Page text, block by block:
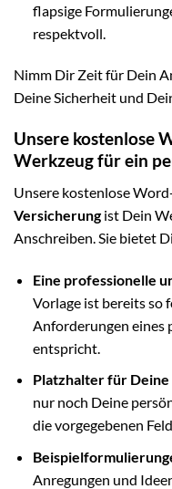
flapsige
respektvoll.
Nimm Dir Zeit für Dein
Deine Sicherheit und
Unsere kostenlose
Werkzeug für ein
Unsere kostenlose
Versicherungist Dein
Anschreiben. Sie bietet
Eine professionelle
Vorlage ist bereits so
Anforderungen eines
entspricht.
Platzhalter für
nur noch Deine
die vorgegebenen
Anregungen und